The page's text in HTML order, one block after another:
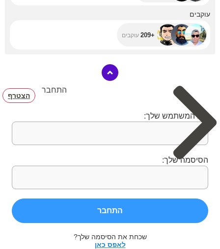
עוקבים
+209 עוקבים
התחבר
הצטרף
שם המשתמש שלך:
הסיסמה שלך:
התחבר
שכחת את הסיסמה שלך?
לאפס כאן